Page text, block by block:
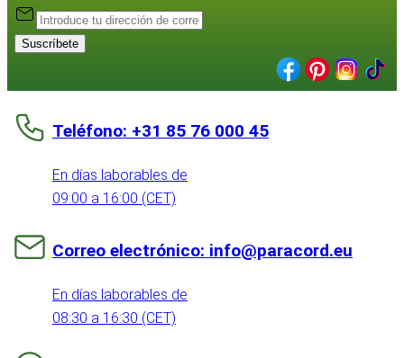
Suscríbete
Teléfono: +31 85 76 000 45
En días laborables de
09:00 a 16:00 (CET)
Correo electrónico: info@paracord.eu
En días laborables de
08:30 a 16:30 (CET)